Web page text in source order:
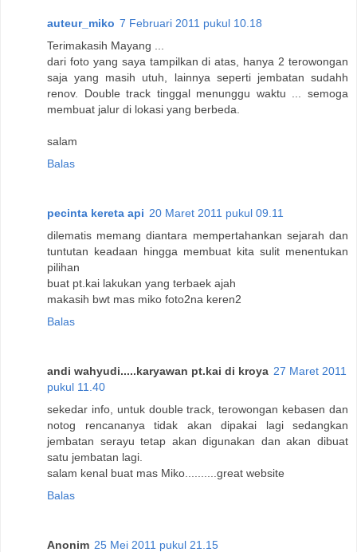
auteur_miko 7 Februari 2011 pukul 10.18
Terimakasih Mayang ...
dari foto yang saya tampilkan di atas, hanya 2 terowongan
saja yang masih utuh, lainnya seperti jembatan sudahh
renov. Double track tinggal menunggu waktu ... semoga
membuat jalur di lokasi yang berbeda.
salam
Balas
pecinta kereta api 20 Maret 2011 pukul 09.11
dilematis memang diantara mempertahankan sejarah dan
tuntutan keadaan hingga membuat kita sulit menentukan
pilihan
buat pt.kai lakukan yang terbaek ajah
makasih bwt mas miko foto2na keren2
Balas
andi wahyudi.....karyawan pt.kai di kroya 27 Maret 2011
pukul 11.40
sekedar info, untuk double track, terowongan kebasen dan
notog rencananya tidak akan dipakai lagi sedangkan
jembatan serayu tetap akan digunakan dan akan dibuat
satu jembatan lagi.
salam kenal buat mas Miko..........great website
Balas
Anonim 25 Mei 2011 pukul 21.15